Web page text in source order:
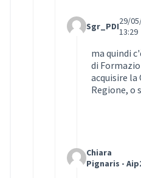
Comment Label
Sgr_PDI29/
13:29
ma quindi
di
acquisire
Regione, o
Comment Label
Chiara
Pignaris -